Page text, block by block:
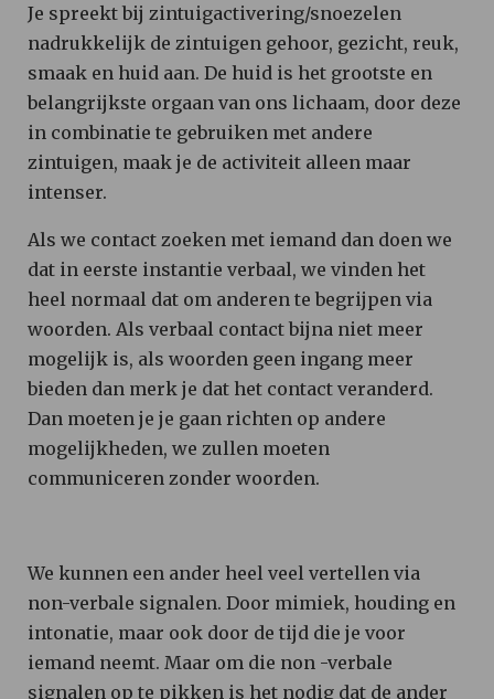
Je spreekt bij zintuigactivering/snoezelen
nadrukkelijk de zintuigen gehoor, gezicht, reuk,
smaak en huid aan. De huid is het grootste en
belangrijkste orgaan van ons lichaam, door deze
in combinatie te gebruiken met andere
zintuigen, maak je de activiteit alleen maar
intenser.
Als we contact zoeken met iemand dan doen we
dat in eerste instantie verbaal, we vinden het
heel normaal dat om anderen te begrijpen via
woorden. Als verbaal contact bijna niet meer
mogelijk is, als woorden geen ingang meer
bieden dan merk je dat het contact veranderd.
Dan moeten je je gaan richten op andere
mogelijkheden, we zullen moeten
communiceren zonder woorden.
We kunnen een ander heel veel vertellen via
non-verbale signalen. Door mimiek, houding en
intonatie, maar ook door de tijd die je voor
iemand neemt. Maar om die non -verbale
signalen op te pikken is het nodig dat de ander